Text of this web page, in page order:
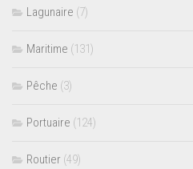
Lagunaire (7)
Maritime (131)
Pêche (3)
Portuaire (124)
Routier (49)